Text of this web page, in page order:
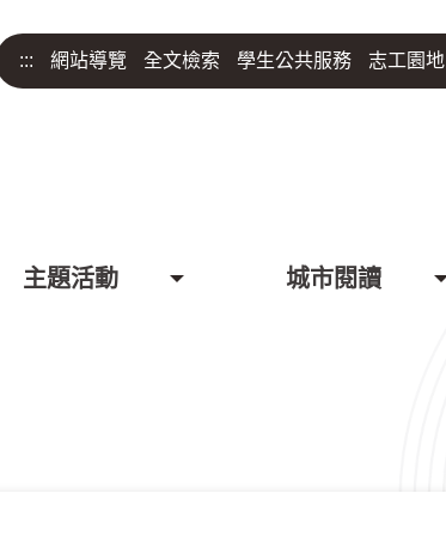
::: 網站導覽 全文檢索 學生公共服務 志工園地
主題活動 城市閱讀